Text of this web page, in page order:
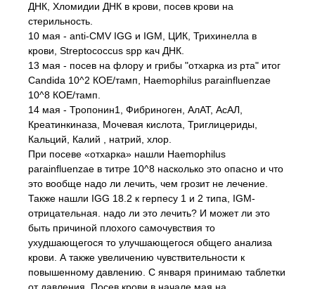
ДНК, Хломидии ДНК в крови, посев крови на
стерильность.
10 мая - anti-CMV IGG и IGM, ЦИК, Трихинелла в
крови, Streptococcus spp кач ДНК.
13 мая - посев на флору и грибы "отхарка из рта" итог
Candida 10^2 КОЕ/тамп, Haemophilus parainfluenzae
10^8 КОЕ/тамп.
14 мая - Тропонин1, Фибриноген, АлАТ, АсАЛ,
Креатинкиназа, Мочевая кислота, Триглицериды,
Кальций, Калий , натрий, хлор.
При посеве «отхарка» нашли Haemophilus
parainfluenzae в титре 10^8 насколько это опасно и что
это вообще надо ли лечить, чем грозит не лечение.
Также нашли IGG 18.2 к герпесу 1 и 2 типа, IGM-
отрицательная. надо ли это лечить? И может ли это
быть причиной плохого самочувствия то
ухудшающегося то улучшающегося общего анализа
крови. А также увеличению чувствительности к
повышенному давлению. С января принимаю таблетки